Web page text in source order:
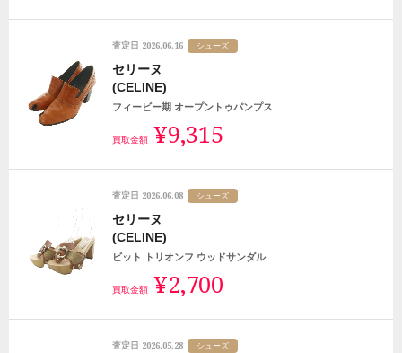
査定日 2026.06.16 シューズ
セリーヌ
(CELINE)
フィービー期 オープントゥパンプス
買取金額 ¥9,315
査定日 2026.06.08 シューズ
セリーヌ
(CELINE)
ビット トリオンフ ウッドサンダル
買取金額 ¥2,700
査定日 2026.05.28 シューズ